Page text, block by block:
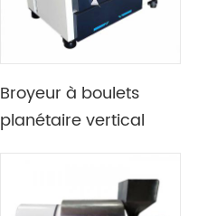
Broyeur à boulets
planétaire vertical
directionnel à quatre
pots